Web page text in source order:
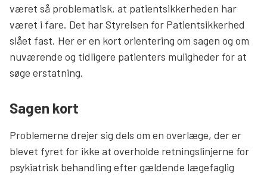
været så problematisk, at patientsikkerheden har
været i fare. Det har Styrelsen for Patientsikkerhed
slået fast. Her er en kort orientering om sagen og om
nuværende og tidligere patienters muligheder for at
søge erstatning.
Sagen kort
Problemerne drejer sig dels om en overlæge, der er
blevet fyret for ikke at overholde retningslinjerne for
psykiatrisk behandling efter gældende lægefaglig